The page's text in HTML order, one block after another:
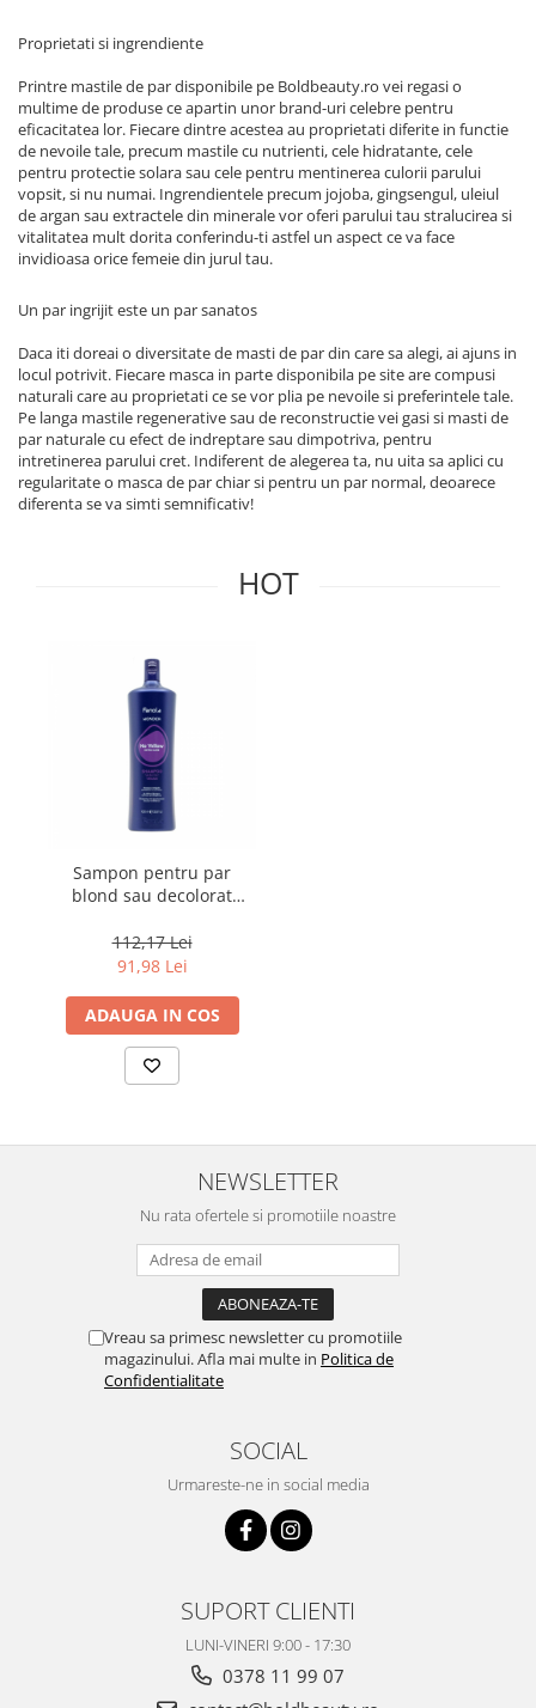
Proprietati si ingrendiente
Printre mastile de par disponibile pe Boldbeauty.ro vei regasi o
multime de produse ce apartin unor brand-uri celebre pentru
eficacitatea lor. Fiecare dintre acestea au proprietati diferite in functie
de nevoile tale, precum mastile cu nutrienti, cele hidratante, cele
pentru protectie solara sau cele pentru mentinerea culorii parului
vopsit, si nu numai. Ingrendientele precum jojoba, gingsengul, uleiul
de argan sau extractele din minerale vor oferi parului tau stralucirea si
vitalitatea mult dorita conferindu-ti astfel un aspect ce va face
invidioasa orice femeie din jurul tau.
Un par ingrijit este un par sanatos
Daca iti doreai o diversitate de masti de par din care sa alegi, ai ajuns in
locul potrivit. Fiecare masca in parte disponibila pe site are compusi
naturali care au proprietati ce se vor plia pe nevoile si preferintele tale.
Pe langa mastile regenerative sau de reconstructie vei gasi si masti de
par naturale cu efect de indreptare sau dimpotriva, pentru
intretinerea parului cret. Indiferent de alegerea ta, nu uita sa aplici cu
regularitate o masca de par chiar si pentru un par normal, deoarece
diferenta se va simti semnificativ!
HOT
Sampon pentru par
blond sau decolorat
Yellow, 1000 ml
112,17 Lei
91,98 Lei
ADAUGA IN COS
NEWSLETTER
Nu rata ofertele si promotiile noastre
Vreau sa primesc newsletter cu promotiile
magazinului. Afla mai multe in Politica de
Confidentialitate
SOCIAL
Urmareste-ne in social media
SUPORT CLIENTI
LUNI-VINERI 9:00 - 17:30
0378 11 99 07